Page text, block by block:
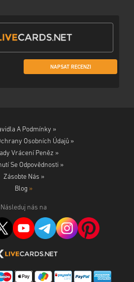
NAPSAT RECENZI
A Podmínky »
Osobních Údajů »
Vrácení Peněz »
Se Odpovědnosti »
Zásobte Nás »
Blog »
Následuj nás na